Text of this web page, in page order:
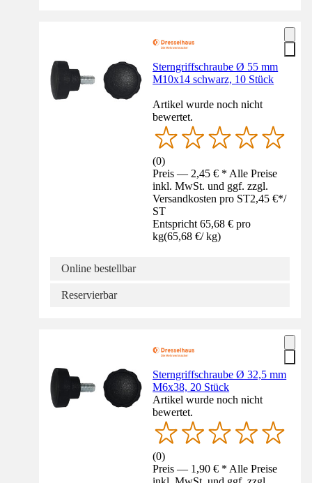
Sterngriffschraube Ø 55 mm
M10x14 schwarz, 10 Stück
Artikel wurde noch nicht
bewertet.
(0)
Preis — 2,45 € * Alle Preise
inkl. MwSt. und ggf. zzgl.
Versandkosten pro ST2,45 €*/
ST
Entspricht 65,68 € pro
kg(65,68 €/ kg)
Online bestellbar
Reservierbar
Sterngriffschraube Ø 32,5 mm
M6x38, 20 Stück
Artikel wurde noch nicht
bewertet.
(0)
Preis — 1,90 € * Alle Preise